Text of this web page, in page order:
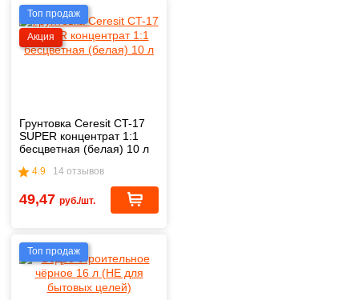
Топ продаж
Акция
Грунтовка Ceresit CT-17
SUPER концентрат 1:1
бесцветная (белая) 10 л
4.9 14 отзывов
49,47 руб./шт.
Топ продаж